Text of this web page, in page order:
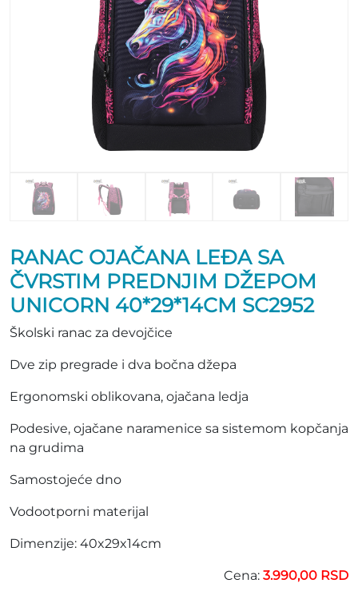
RANAC OJAČANA LEĐA SA
ČVRSTIM PREDNJIM DŽEPOM
UNICORN 40*29*14CM SC2952
Školski ranac za devojčice
Dve zip pregrade i dva bočna džepa
Ergonomski oblikovana, ojačana ledja
Podesive, ojačane naramenice sa sistemom kopčanja
na grudima
Samostojeće dno
Vodootporni materijal
Dimenzije: 40x29x14cm
Cena: 3.990,00 RSD